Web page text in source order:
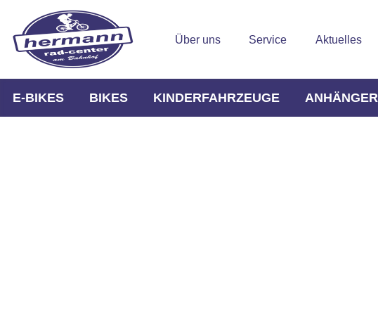
Über uns Service Aktuelles
E-BIKES BIKES KINDERFAHRZEUGE ANHÄNGER